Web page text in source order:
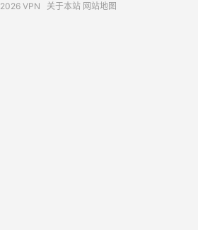
2026 VPN 关于本站 网站地图